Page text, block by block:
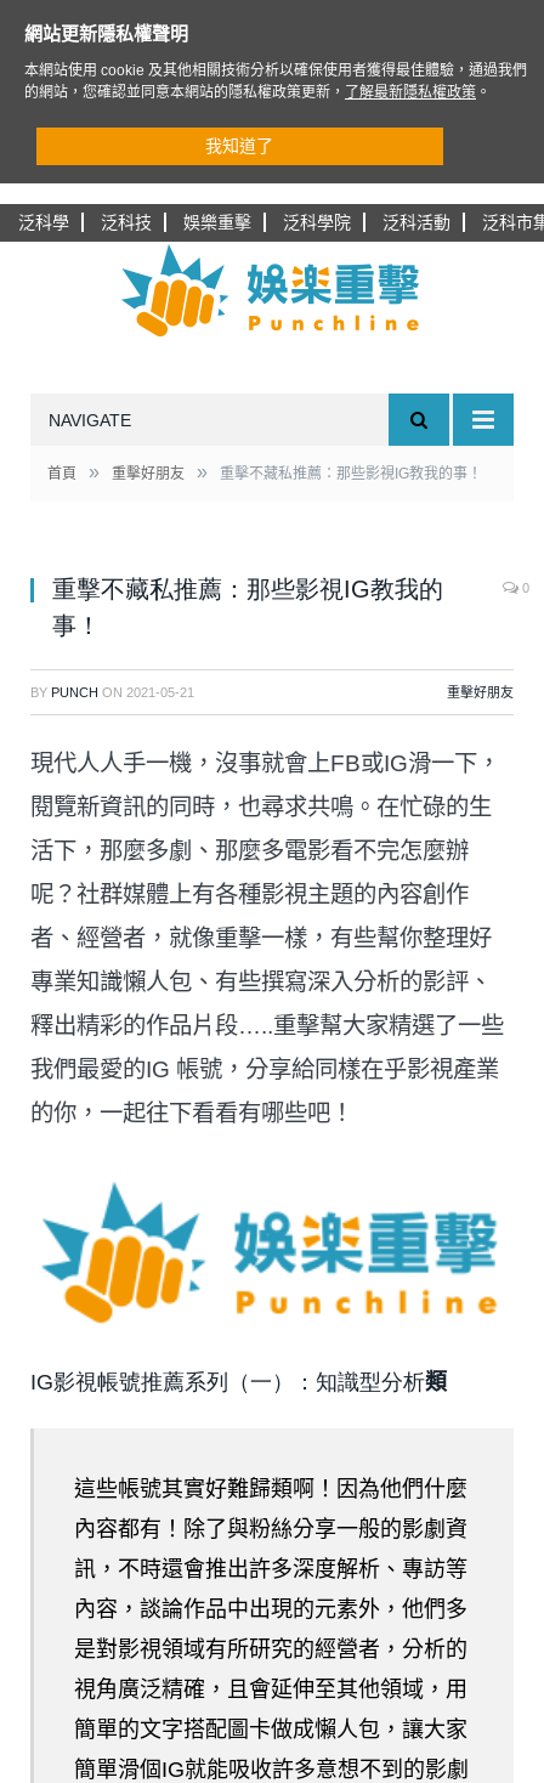
泛科學 泛科技 娛樂重擊 泛科學院 泛科活動 泛科市
NAVIGATE
首頁 » 重擊好朋友 » 重擊不藏私推薦：那些影視IG教我的事！
重擊不藏私推薦：那些影視IG教我的
事！
0
BY PUNCH ON 2021-05-21 重擊好朋友
現代人人手一機，沒事就會上FB或IG滑一下，
閱覽新資訊的同時，也尋求共鳴。在忙碌的生
活下，那麼多劇、那麼多電影看不完怎麼辦
呢？社群媒體上有各種影視主題的內容創作
者、經營者，就像重擊一樣，有些幫你整理好
專業知識懶人包、有些撰寫深入分析的影評、
釋出精彩的作品片段…..重擊幫大家精選了一些
我們最愛的IG 帳號，分享給同樣在乎影視產業
的你，一起往下看看有哪些吧！
IG影視帳號推薦系列（一）：知識型分析類
這些帳號其實好難歸類啊！因為他們什麼
內容都有！除了與粉絲分享一般的影劇資
訊，不時還會推出許多深度解析、專訪等
內容，談論作品中出現的元素外，他們多
是對影視領域有所研究的經營者，分析的
視角廣泛精確，且會延伸至其他領域，用
簡單的文字搭配圖卡做成懶人包，讓大家
簡單滑個IG就能吸收許多意想不到的影劇
網站更新隱私權聲明
本網站使用 cookie 及其他相關技術分析以確保使用者獲得最佳體驗，通過我們
的網站，您確認並同意本網站的隱私權政策更新，
了解最新隱私權政策 。
我知道了